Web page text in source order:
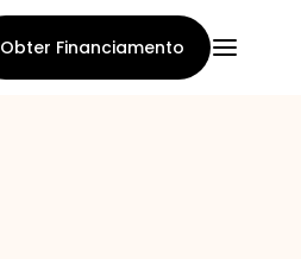
Obter Financiamento